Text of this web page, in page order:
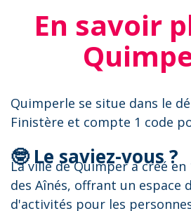
En savoir
Quimperle se situe dans le
Finistère et compte 1 code
🤓 Le saviez-vous ?
La ville de Quimper a créé en
des Aînés, offrant un espace
d'activités pour les